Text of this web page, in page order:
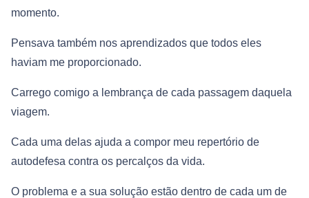
momento.
Pensava também nos aprendizados que todos eles
haviam me proporcionado.
Carrego comigo a lembrança de cada passagem daquela
viagem.
Cada uma delas ajuda a compor meu repertório de
autodefesa contra os percalços da vida.
O problema e a sua solução estão dentro de cada um de